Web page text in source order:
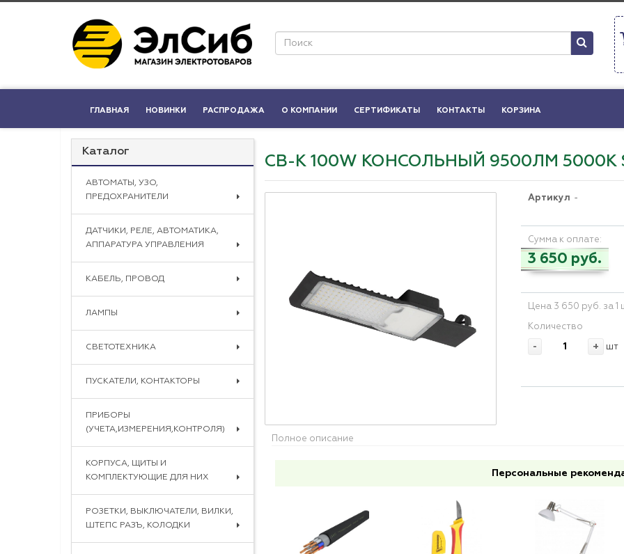
ГЛАВНАЯ НОВИНКИ РАСПРОДАЖА О КОМПАНИИ СЕРТИФИКАТЫ КОНТАКТЫ КОРЗИНА
Каталог
АВТОМАТЫ, УЗО,
ПРЕДОХРАНИТЕЛИ
ДАТЧИКИ, РЕЛЕ, АВТОМАТИКА,
АППАРАТУРА УПРАВЛЕНИЯ
КАБЕЛЬ, ПРОВОД
ЛАМПЫ
СВЕТОТЕХНИКА
ПУСКАТЕЛИ, КОНТАКТОРЫ
ПРИБОРЫ
(УЧЕТА,ИЗМЕРЕНИЯ,КОНТРОЛЯ)
КОРПУСА, ЩИТЫ И
КОМПЛЕКТУЮЩИЕ ДЛЯ НИХ
РОЗЕТКИ, ВЫКЛЮЧАТЕЛИ, ВИЛКИ,
ШТЕПС РАЗЪ, КОЛОДКИ
СВ-К 100W КОНСОЛЬНЫЙ 9500ЛМ 5000К
Артикул -
Сумма к оплате:
3 650 руб.
Цена 3 650 руб. за 1
Количество
- + шт
Полное описание
Персональные